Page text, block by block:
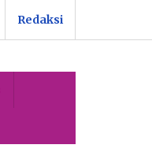
Redaksi